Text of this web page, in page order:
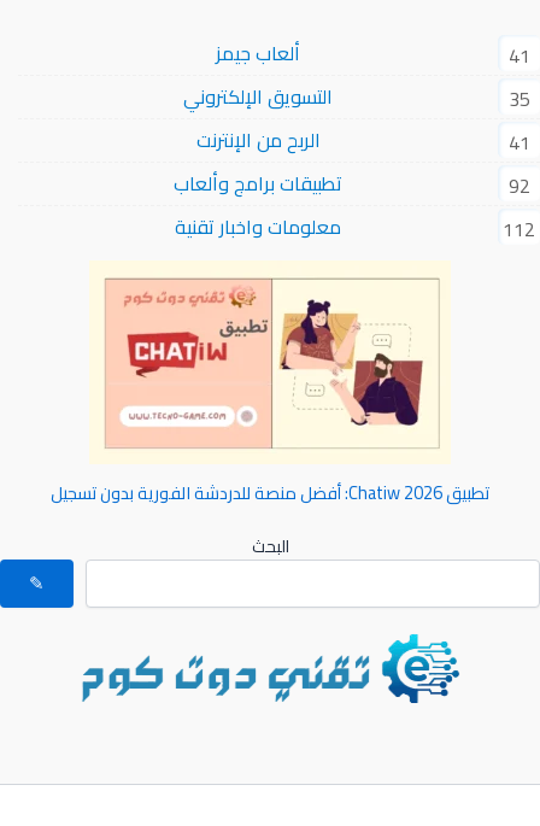
ألعاب جيمز
41
التسويق الإلكتروني
35
الربح من الإنترنت
41
تطبيقات برامج وألعاب
92
معلومات واخبار تقنية
112
تطبيق Chatiw 2026: أفضل منصة للدردشة الفورية بدون تسجيل
البحث
✎